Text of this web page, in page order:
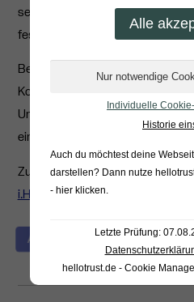
seitens der italienischen
festgestellt.
Bei der Bemessung der Höhe
Kooperationsbereitschaft
Umsetzung proaktiver
einzugrenzen, eine mildernde
Zuletzt erhielt die Modekette
i.H.v. 35,3 Mio. Euro
Alle Themen im Datenschutz
Individuelle
Historie
Auch du möchtest deine
darstellen? Dann nutze
- hier klicken.
Letzte Prüfung:
hellotrust.de - Cookie